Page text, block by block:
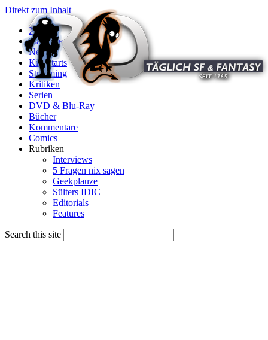
Direkt zum Inhalt
X
Startseite
News
Kinostarts
Streaming
Kritiken
Serien
DVD & Blu-Ray
Bücher
Kommentare
Comics
Rubriken
Interviews
5 Fragen nix sagen
Geekplauze
Sülters IDIC
Editorials
Features
Search this site